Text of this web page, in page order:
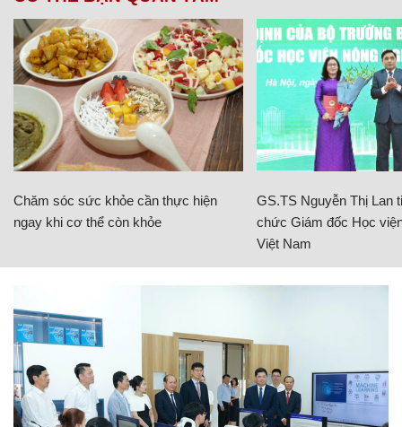
Chăm sóc sức khỏe cần thực hiện
ngay khi cơ thể còn khỏe
GS.TS Nguyễn Thị Lan
chức Giám đốc Học
Việt Nam